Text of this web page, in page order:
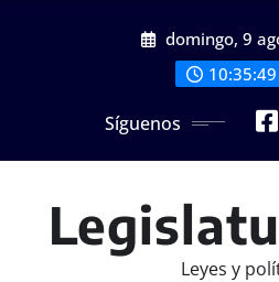
domingo, 9
Síguenos
Leyes y